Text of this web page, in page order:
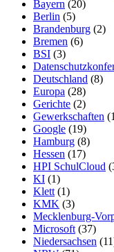
Bayern (20)
Berlin (5)
Brandenburg (2)
Bremen (6)
BSI (3)
Deutschland (8)
Europa (28)
Gerichte (2)
Gewerkschaften
Google (19)
Hamburg (8)
Hessen (17)
HPI SchulCloud
KI (1)
Klett (1)
KMK (3)
Mecklenburg-
Microsoft (37)
Niedersachsen